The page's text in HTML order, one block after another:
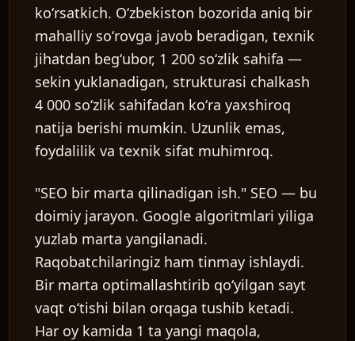
koʻrsatkich. Oʻzbekiston bozorida aniq bir
mahalliy soʻrovga javob beradigan, texnik
jihatdan begʻubor, 1 200 soʻzlik sahifa —
sekin yuklanadigan, strukturasi chalkash
4 000 soʻzlik sahifadan koʻra yaxshiroq
natija berishi mumkin. Uzunlik emas,
foydalilik va texnik sifat muhimroq.
"SEO bir marta qilinadigan ish." SEO — bu
doimiy jarayon. Google algoritmlari yiliga
yuzlab marta yangilanadi.
Raqobatchilaringiz ham tinmay ishlaydi.
Bir marta optimallashtirib qoʻyilgan sayt
vaqt oʻtishi bilan orqaga tushib ketadi.
Har oy kamida 1 ta yangi maqola,